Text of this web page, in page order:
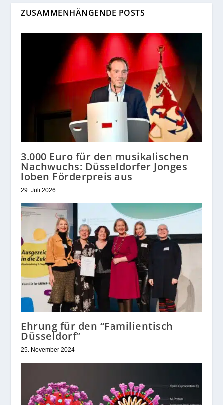
ZUSAMMENHÄNGENDE POSTS
3.000 Euro für den musikalischen
Nachwuchs: Düsseldorfer Jonges
loben Förderpreis aus
29. Juli 2026
Ehrung für den “Familientisch
Düsseldorf”
25. November 2024